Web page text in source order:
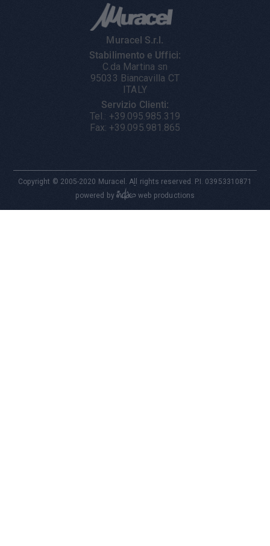
Muracel S.r.l.
Stabilimento e Uffici:
C.da Martina sn
95033 Biancavilla CT
ITALY
Servizio Clienti:
Tel.: +39.095.985.319
Fax: +39.095.981.865
Copyright © 2005-2020 Muracel. All rights reserved. P.I. 03953310871
-
powered by web productions